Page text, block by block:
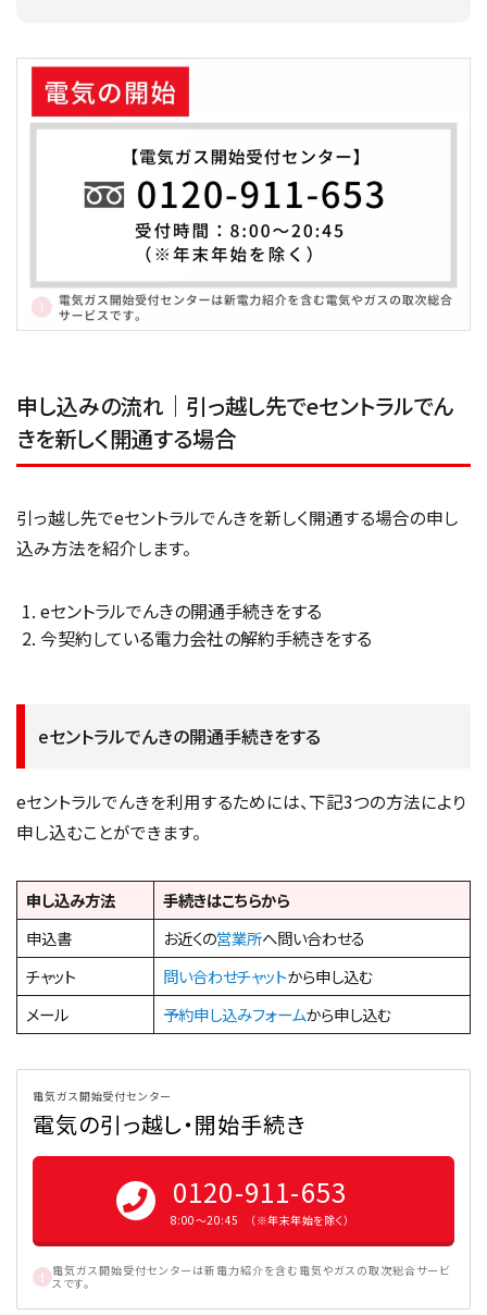
申し込みの流れ｜引っ越し先でeセントラルでん
きを新しく開通する場合
引っ越し先でeセントラルでんきを新しく開通する場合の申し
込み方法を紹介します。
eセントラルでんきの開通手続きをする
今契約している電力会社の解約手続きをする
eセントラルでんきの開通手続きをする
eセントラルでんきを利用するためには、下記3つの方法により
申し込むことができます。
申し込み方法
手続きはこちらから
申込書
お近くの営業所へ問い合わせる
チャット
問い合わせチャットから申し込む
メール
予約申し込みフォームから申し込む
電気ガス開始受付センター
電気の引っ越し・開始手続き
0120-911-653
8:00〜20:45 （※年末年始を除く）
電気ガス開始受付センターは新電力紹介を含む電気やガスの取次総合サービ
スです。